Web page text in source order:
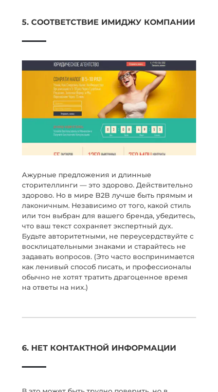
5. СООТВЕТСТВИЕ ИМИДЖУ КОМПАНИИ
Ажурные предложения и длинные
сторителлинги — это здорово. Действительно
здорово. Но в мире B2B лучше быть прямым и
лаконичным. Независимо от того, какой стиль
или тон выбран для вашего бренда, убедитесь,
что ваш текст сохраняет экспертный дух.
Будьте авторитетными, не переусердствуйте с
восклицательными знаками и старайтесь не
задавать вопросов. (Это часто воспринимается
как ленивый способ писать, и профессионалы
обычно не хотят тратить драгоценное время
на ответы на них.)
6. НЕТ КОНТАКТНОЙ ИНФОРМАЦИИ